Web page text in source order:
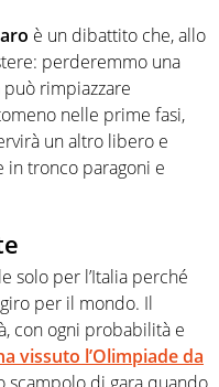
è un dibattito che, allo
perderemmo una
può rimpiazzare
nelle prime fasi,
un altro libero e
in tronco paragoni e
solo per l’Italia perché
giro per il mondo. Il
con ogni probabilità e
vissuto l’Olimpiade da